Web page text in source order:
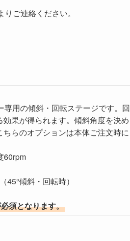
ご連絡ください。
用の傾斜・回転ステージです。回
果が得られます。傾斜角度を決め
らのオプションは本体ご注文時に
60rpm
傾斜・回転時）
須となります。